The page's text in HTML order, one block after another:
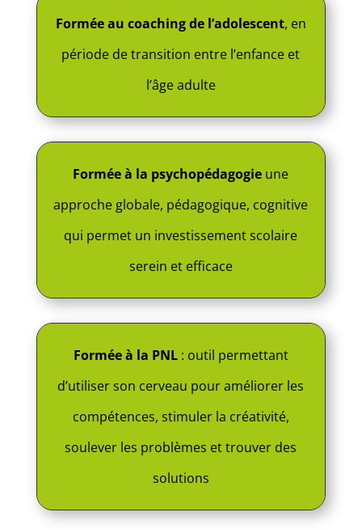
Formée au coaching de l’adolescent, en
période de transition entre l’enfance et
l’âge adulte
Formée à la psychopédagogie une
approche globale, pédagogique, cognitive
qui permet un investissement scolaire
serein et efficace
Formée à la PNL: outil permettant
d’utiliser son cerveau pour améliorer les
compétences, stimuler la créativité,
soulever les problèmes et trouver des
solutions